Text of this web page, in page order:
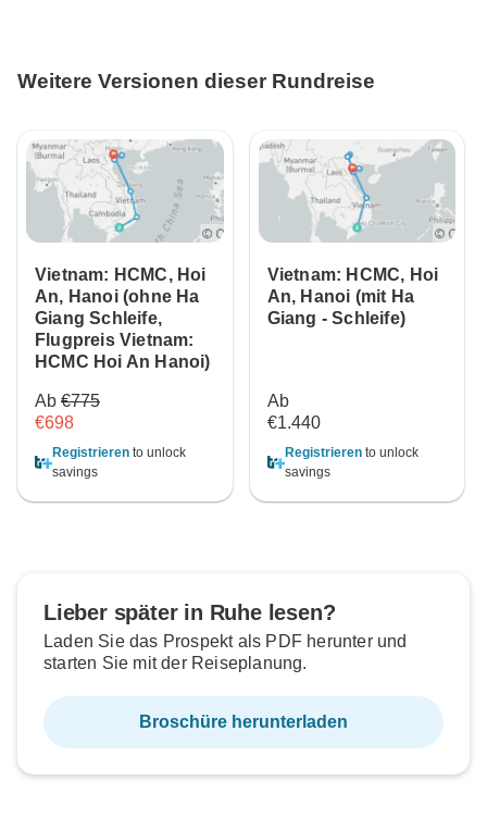
Weitere Versionen dieser Rundreise
Vietnam: HCMC, Hoi
An, Hanoi (ohne Ha
Giang Schleife,
Flugpreis Vietnam:
HCMC Hoi An Hanoi)
Ab €775
€698
Registrieren to unlock
savings
Vietnam: HCMC, Hoi
An, Hanoi (mit Ha
Giang - Schleife)
Ab
€1.440
Registrierento unlock
savings
Lieber später in Ruhe lesen?
Laden Sie das Prospekt als PDF herunter und
starten Sie mit der Reiseplanung.
Broschüre herunterladen